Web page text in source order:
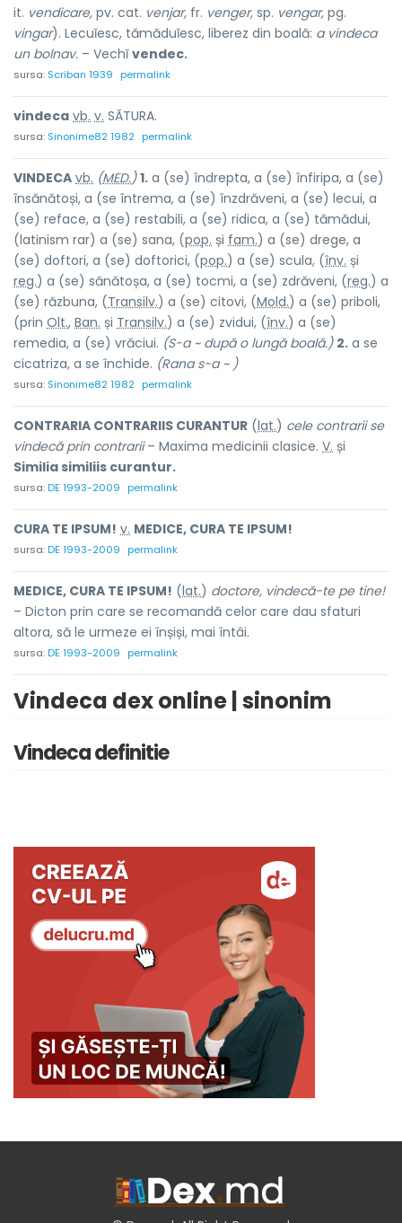
it. vendicare, pv. cat. venjar, fr. venger, sp. vengar, pg.
vingar). Lecuĭesc, tămăduĭesc, liberez din boală: a vindeca
un bolnav. – Vechĭvendec.
sursa: Scriban 1939 permalink
vindeca vb. v. SĂTURA.
sursa: Sinonime82 1982 permalink
VINDECA vb. (MED.) 1. a (se) îndrepta, a (se) înfiripa, a (se)
însănătoși, a (se întrema, a (se) înzdrăveni, a (se) lecui, a
(se) reface, a (se) restabili, a (se) ridica, a (se) tămădui,
(latinism rar) a (se) sana, (pop. și fam.) a (se) drege, a
(se) doftori, a (se) doftorici, (pop.) a (se) scula, (înv. și
reg.) a (se) sănătoșa, a (se) tocmi, a (se) zdrăveni, (reg.) a
(se) răzbuna, (Transilv.) a (se) citovi, (Mold.) a (se) priboli,
(prin Olt., Ban. și Transilv.) a (se) zvidui, (înv.) a (se)
remedia, a (se) vrăciui. (S-a ~ după o lungă boală.) 2. a se
cicatriza, a se închide. (Rana s-a ~ )
sursa: Sinonime82 1982 permalink
CONTRARIA CONTRARIIS CURANTUR (lat.) cele contrarii se
vindecă prin contrarii– Maxima medicinii clasice. V. și
Similia similiis curantur.
sursa:DE 1993-2009 permalink
CURA TE IPSUM! v. MEDICE, CURA TE IPSUM!
sursa:DE 1993-2009 permalink
MEDICE, CURA TE IPSUM! (lat.) doctore, vindecă-te pe tine!
– Dicton prin care se recomandă celor care dau sfaturi
altora, să le urmeze ei înșiși, mai întâi.
sursa:DE 1993-2009 permalink
Vindeca dex online | sinonim
Vindeca definitie